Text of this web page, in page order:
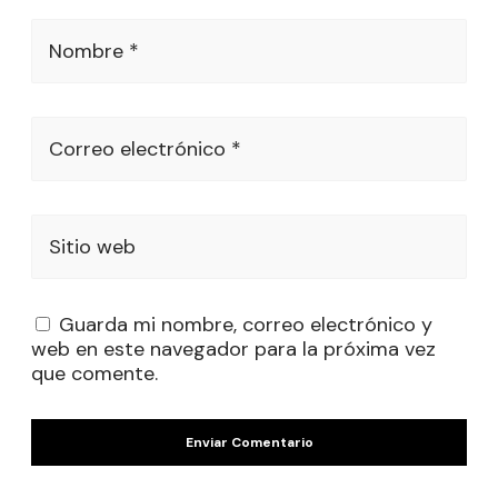
Nombre *
Correo electrónico *
Sitio web
Guarda mi nombre, correo electrónico y
web en este navegador para la próxima vez
que comente.